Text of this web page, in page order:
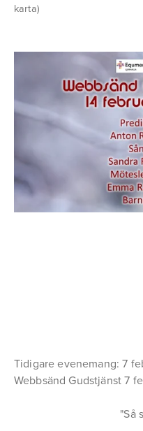
karta)
Tidigare evenemang: 7
Webbsänd Gudstjänst 7
"Så